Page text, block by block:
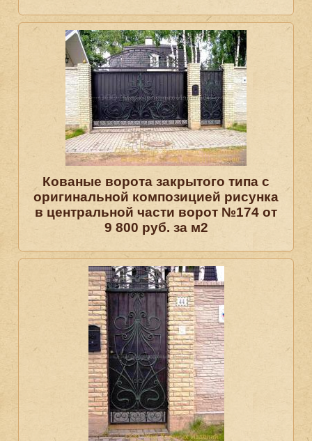
Кованые ворота закрытого типа с
оригинальной композицией рисунка
в центральной части ворот №174 от
9 800 руб. за м2